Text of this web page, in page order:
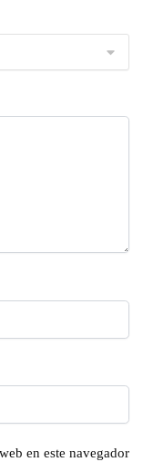
en este navegador